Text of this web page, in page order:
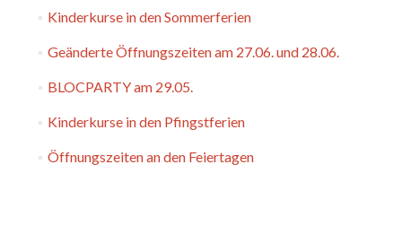
Kinderkurse in den Sommerferien
Geänderte Öffnungszeiten am 27.06. und 28.06.
BLOCPARTY am 29.05.
Kinderkurse in den Pfingstferien
Öffnungszeiten an den Feiertagen